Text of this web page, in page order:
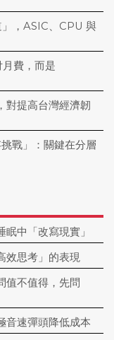
，ASIC、CPU 與
費，而是
對提高台灣經濟韌
戰」：關鍵在分層
中「改寫現實」
效思考」的表現
值不值得，先問
音速彈頭降低成本